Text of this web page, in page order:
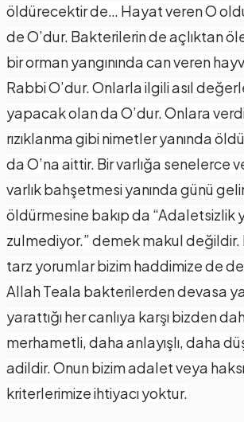
öldürecektir de… Hayat veren O
de O’dur. Bakterilerin de açlıktan
bir orman yangınında can veren
Rabbi O’dur. Onlarla ilgili asıl
yapacak olan da O’dur. Onlara
rızıklanma gibi nimetler yanında
da O’na aittir. Bir varlığa senelerce
varlık bahşetmesi yanında günü
öldürmesine bakıp da “Adaletsizlik
zulmediyor.” demek makul değildir.
tarz yorumlar bizim haddimize de
Allah Teala bakterilerden devasa
yarattığı her canlıya karşı bizden
merhametli, daha anlayışlı, daha
adildir. Onun bizim adalet veya
kriterlerimize ihtiyacı yoktur.